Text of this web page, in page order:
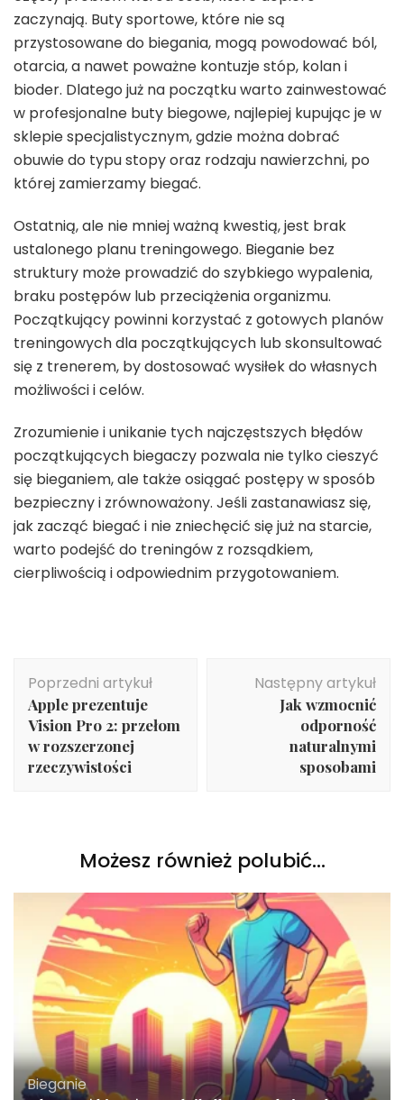
zaczynają. Buty sportowe, które nie są
przystosowane do biegania, mogą powodować ból,
otarcia, a nawet poważne kontuzje stóp, kolan i
bioder. Dlatego już na początku warto zainwestować
w profesjonalne buty biegowe, najlepiej kupując je w
sklepie specjalistycznym, gdzie można dobrać
obuwie do typu stopy oraz rodzaju nawierzchni, po
której zamierzamy biegać.
Ostatnią, ale nie mniej ważną kwestią, jest brak
ustalonego planu treningowego. Bieganie bez
struktury może prowadzić do szybkiego wypalenia,
braku postępów lub przeciążenia organizmu.
Początkujący powinni korzystać z gotowych planów
treningowych dla początkujących lub skonsultować
się z trenerem, by dostosować wysiłek do własnych
możliwości i celów.
Zrozumienie i unikanie tych najczęstszych błędów
początkujących biegaczy pozwala nie tylko cieszyć
się bieganiem, ale także osiągać postępy w sposób
bezpieczny i zrównoważony. Jeśli zastanawiasz się,
jak zacząć biegać i nie zniechęcić się już na starcie,
warto podejść do treningów z rozsądkiem,
cierpliwością i odpowiednim przygotowaniem.
wpisu
Poprzedni artykuł
Apple prezentuje
Vision Pro 2: przełom
w rozszerzonej
rzeczywistości
Następny artykuł
Jak wzmocnić
odporność
naturalnymi
sposobami
Możesz również polubić…
Bieganie